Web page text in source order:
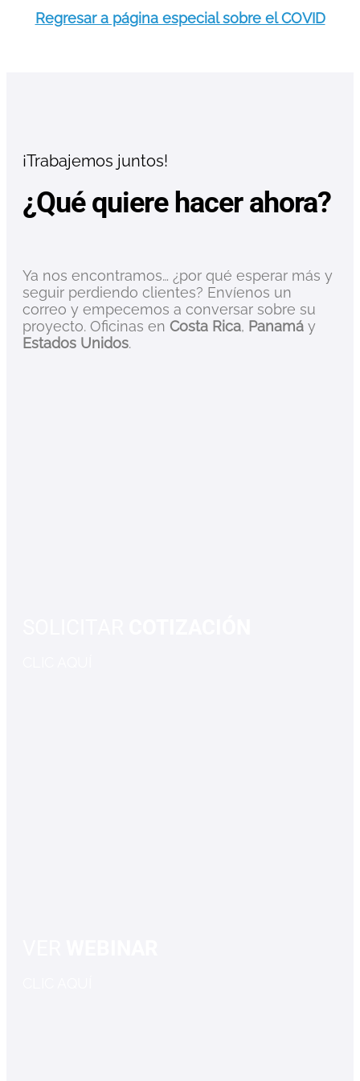
Regresar a página especial sobre el COVID
¡Trabajemos juntos!
¿Qué quiere hacer ahora?
Ya nos encontramos… ¿por qué esperar más y
seguir perdiendo clientes? Envíenos un
correo y empecemos a conversar sobre su
proyecto. Oficinas en Costa Rica, Panamá y
Estados Unidos.